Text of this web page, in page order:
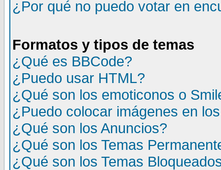
¿Por qué no puedo votar en
Formatos y tipos de temas
¿Qué es BBCode?
¿Puedo usar HTML?
¿Qué son los emoticonos o
¿Puedo colocar imágenes en
¿Qué son los Anuncios?
¿Qué son los Temas
¿Qué son los Temas